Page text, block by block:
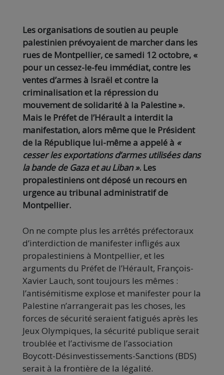
Les organisations de soutien au peuple
palestinien prévoyaient de marcher dans les
rues de Montpellier, ce samedi 12 octobre, «
pour un cessez-le-feu immédiat, contre les
ventes d’armes à Israël et contre la
criminalisation et la répression du
mouvement de solidarité à la Palestine ».
Mais le Préfet de l’Hérault a interdit la
manifestation, alors même que le Président
de la République lui-même a appelé à «
cesser les exportations d’armes utilisées dans
la bande de Gaza et au Liban ». Les
propalestiniens ont déposé un recours en
urgence au tribunal administratif de
Montpellier.
On ne compte plus les arrêtés préfectoraux
d’interdiction de manifester infligés aux
propalestiniens à Montpellier, et les
arguments du Préfet de l’Hérault, François-
Xavier Lauch, sont toujours les mêmes :
l’antisémitisme explose et manifester pour la
Palestine n’arrangerait pas les choses, les
forces de sécurité seraient fatigués après les
Jeux Olympiques, la sécurité publique serait
troublée et l’activisme de l’association
Boycott-Désinvestissements-Sanctions (BDS)
serait à la frontière de la légalité.